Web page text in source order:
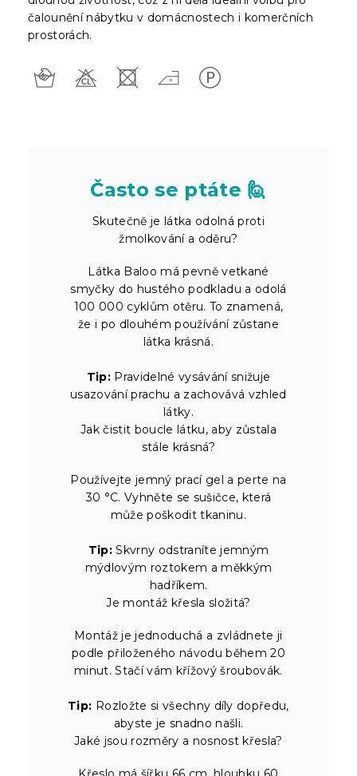
čalounění nábytku v domácnostech i komerčních
prostorách.
Často se ptáte 🙋
Skutečně je látka odolná proti
žmolkování a oděru?
Látka Baloo má pevně vetkané
smyčky do hustého podkladu a odolá
100 000 cyklům otěru. To znamená,
že i po dlouhém používání zůstane
látka krásná.
Tip: Pravidelné vysávání snižuje
usazování prachu a zachovává vzhled
látky.
Jak čistit boucle látku, aby zůstala
stále krásná?
Používejte jemný prací gel a perte na
30 °C. Vyhněte se sušičce, která
může poškodit tkaninu.
Tip: Skvrny odstraníte jemným
mýdlovým roztokem a měkkým
hadříkem.
Je montáž křesla složitá?
Montáž je jednoduchá a zvládnete ji
podle přiloženého návodu během 20
minut. Stačí vám křížový šroubovák.
Tip: Rozložte si všechny díly dopředu,
abyste je snadno našli.
Jaké jsou rozměry a nosnost křesla?